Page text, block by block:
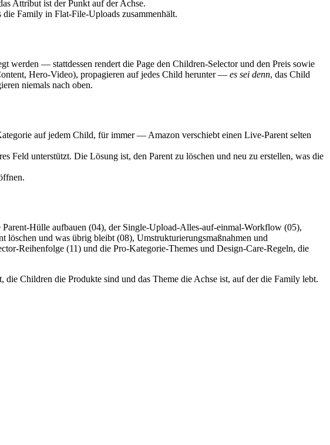
Attribut ist der Punkt auf der Achse.
Family in Flat-File-Uploads zusammenhält.
werden — stattdessen rendert die Page den Children-Selector und den Preis sowie
Hero-Video), propagieren auf jedes Child herunter — es sei denn, das Child
niemals nach oben.
auf jedem Child, für immer — Amazon verschiebt einen Live-Parent selten
unterstützt. Die Lösung ist, den Parent zu löschen und neu zu erstellen, was die
Hülle aufbauen (04), der Single-Upload-Alles-auf-einmal-Workflow (05),
löschen und was übrig bleibt (08), Umstrukturierungsmaßnahmen und
Reihenfolge (11) und die Pro-Kategorie-Themes und Design-Care-Regeln, die
Children die Produkte sind und das Theme die Achse ist, auf der die Family lebt.